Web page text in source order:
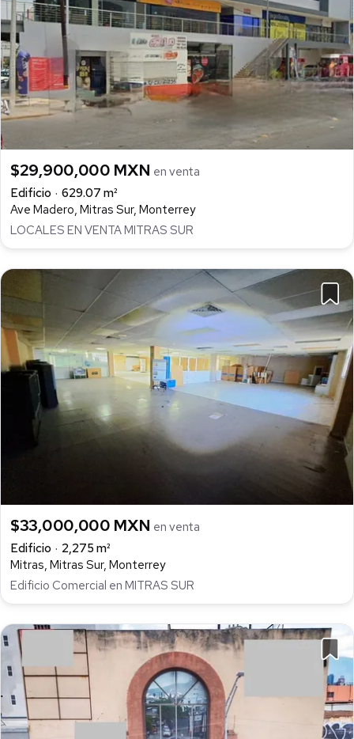
$29,900,000 MXN en venta
Edificio
629.07 m²
Ave Madero, Mitras Sur, Monterrey
LOCALES EN VENTA MITRAS SUR
$33,000,000 MXN en venta
Edificio
2,275 m²
Mitras, Mitras Sur, Monterrey
Edificio Comercial en MITRAS SUR